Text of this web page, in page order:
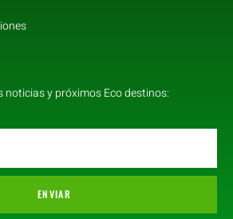
noticias y próximos Eco destinos:
ENVIAR